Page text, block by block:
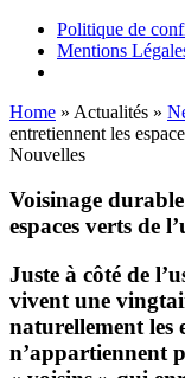
Politique de
Mentions
Home » Actualités »
entretiennent les
Nouvelles
Voisinage
espaces verts de
Juste à côté de
vivent une
naturellement les
n’appartiennent